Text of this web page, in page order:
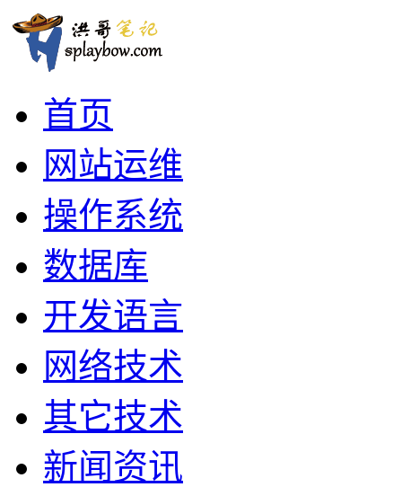
首页
网站运维
操作系统
数据库
开发语言
网络技术
其它技术
新闻资讯